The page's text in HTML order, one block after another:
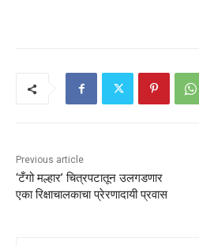
Previous article
‘टँगो मल्हार’ चित्रपटातून उलगडणार
एका रिक्षाचालकाचा प्रेरणादायी प्रवास